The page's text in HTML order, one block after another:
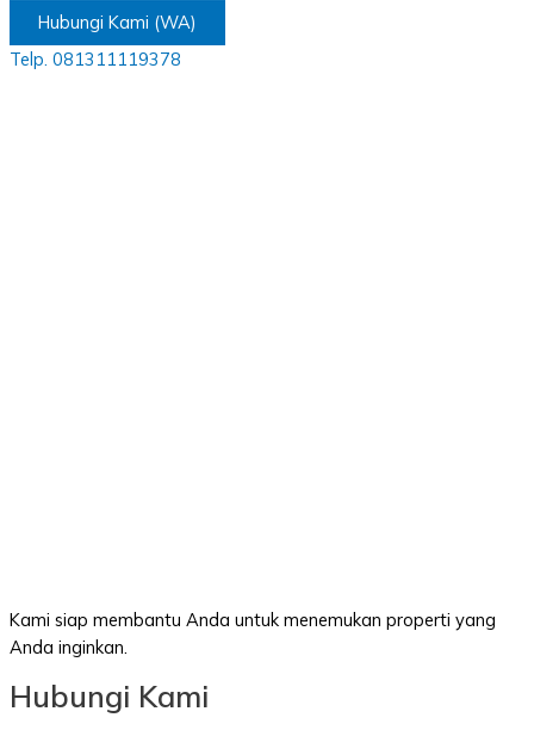
Hubungi Kami (WA)
Telp. 081311119378
Kami siap membantu Anda untuk menemukan properti yang
Anda inginkan.
Hubungi Kami